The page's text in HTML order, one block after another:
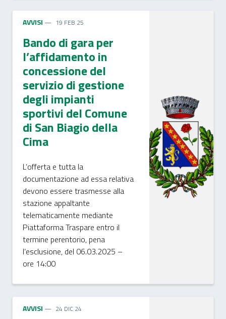
AVVISI 19 FEB 25
Bando di gara per
l’affidamento in
concessione del
servizio di gestione
degli impianti
sportivi del Comune
di San Biagio della
Cima
L’offerta e tutta la
documentazione ad essa relativa
devono essere trasmesse alla
stazione appaltante
telematicamente mediante
Piattaforma Traspare entro il
termine perentorio, pena
l’esclusione, del 06.03.2025 –
ore 14:00
AVVISI 24 DIC 24